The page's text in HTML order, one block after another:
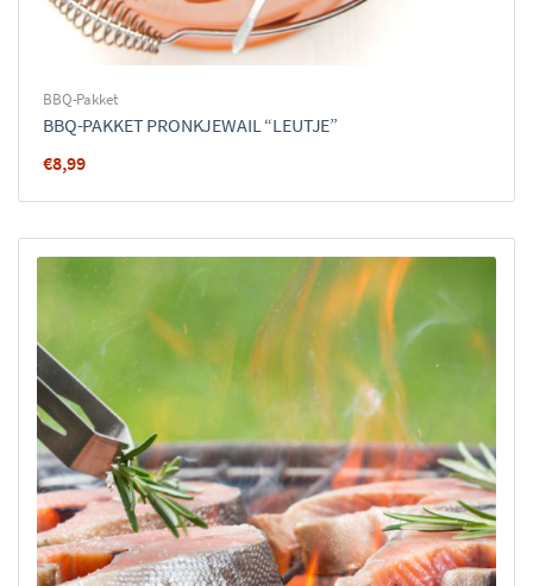
BBQ-Pakket
BBQ-PAKKET PRONKJEWAIL “LEUTJE”
€8,99